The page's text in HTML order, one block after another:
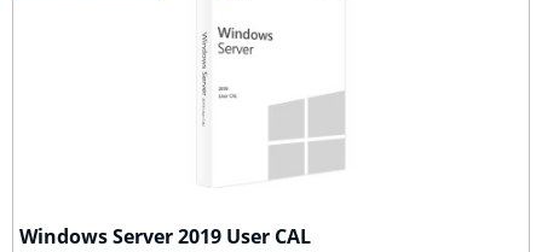
Windows Server 2019 User CAL